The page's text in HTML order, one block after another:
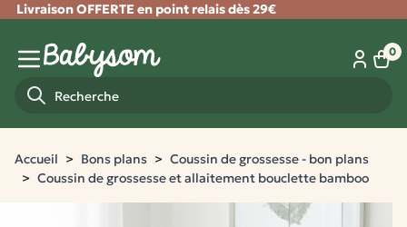
Livraison OFFERTE en point relais dès 29€
Fermer
Menu mobile
0
Accueil Bons plans
Coussin de grossesse - bon plans
Coussin de grossesse et allaitement bouclette bamboo